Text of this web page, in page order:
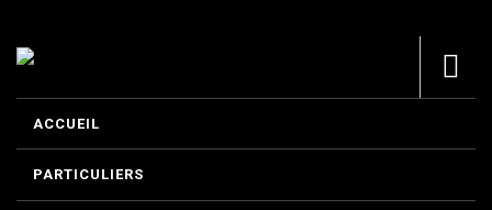
ACCUEIL
PARTICULIERS